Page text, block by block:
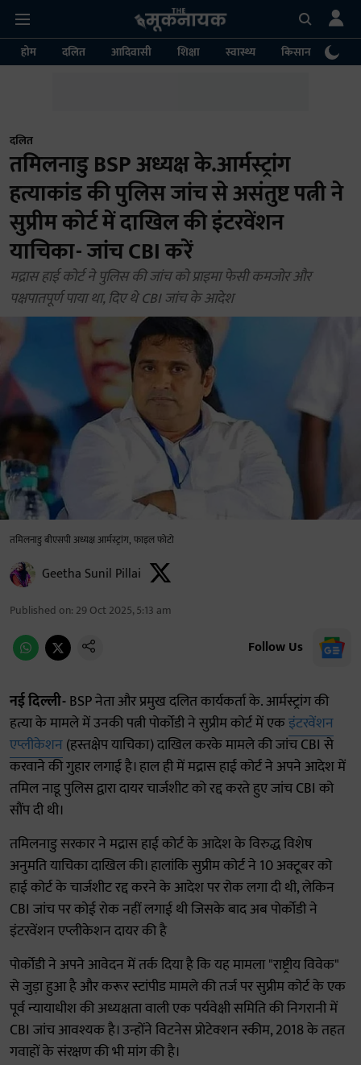
होम दलित आदिवासी शिक्षा स्वास्थ्य किसान
दलित
तमिलनाडु BSP अध्यक्ष के.आर्मस्ट्रांग
हत्याकांड की पुलिस जांच से असंतुष्ट पत्नी ने
सुप्रीम कोर्ट में दाखिल की इंटरवेंशन
याचिका- जांच CBI करें
मद्रास हाई कोर्ट ने पुलिस की जांच को प्राइमा फेसी कमजोर और
पक्षपातपूर्ण पाया था, दिए थे CBI जांच के आदेश
तमिलनाडु बीएसपी अध्यक्ष आर्मस्ट्रांग, फाइल फोटो
Geetha Sunil Pillai
Published on: 29 Oct 2025, 5:13 am
Follow Us
नई दिल्ली-BSP नेता और प्रमुख दलित कार्यकर्ता के. आर्मस्ट्रांग की
हत्या के मामले में उनकी पत्नी पोर्कोडी ने सुप्रीम कोर्ट में एकइंटरवेंशन
एप्लीकेशन(हस्तक्षेप याचिका) दाखिल करके मामले की जांच CBI से
करवाने की गुहार लगाई है। हाल ही में मद्रास हाई कोर्ट ने अपने आदेश में
तमिल नाडू पुलिस द्वारा दायर चार्जशीट को रद्द करते हुए जांच CBI को
सौंप दी थी।
तमिलनाडु सरकार ने मद्रास हाई कोर्ट के आदेश के विरुद्ध विशेष
अनुमति याचिका दाखिल की। हालांकि सुप्रीम कोर्ट ने 10 अक्टूबर को
हाई कोर्ट के चार्जशीट रद्द करने के आदेश पर रोक लगा दी थी, लेकिन
CBI जांच पर कोई रोक नहीं लगाई थी जिसके बाद अब पोर्कोडी ने
इंटरवेंशन एप्लीकेशन दायर की है
पोर्कोडी ने अपने आवेदन में तर्क दिया है कि यह मामला "राष्ट्रीय विवेक"
से जुड़ा हुआ है और करूर स्टांपीड मामले की तर्ज पर सुप्रीम कोर्ट के एक
पूर्व न्यायाधीश की अध्यक्षता वाली एक पर्यवेक्षी समिति की निगरानी में
CBI जांच आवश्यक है। उन्होंने विटनेस प्रोटेक्शन स्कीम, 2018 के तहत
गवाहों के संरक्षण की भी मांग की है।